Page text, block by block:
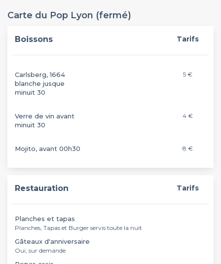
Carte du Pop Lyon (fermé)
Boissons Tarifs
Carlsberg, 1664
blanche jusque
minuit 30
5 €
Verre de vin avant
minuit 30
4 €
Mojito, avant 00h30 8 €
Restauration Tarifs
Planches et tapas
Planches, Tapas et Burger servis toute la nuit
Gâteaux d'anniversaire
Oui, sur demande